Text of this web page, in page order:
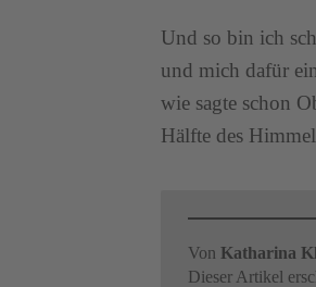
Und so bin ich
und mich dafür
wie sagte schon
Hälfte des
VonKatharina
Dieser Artikel